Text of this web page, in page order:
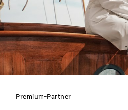
Premium-Partner